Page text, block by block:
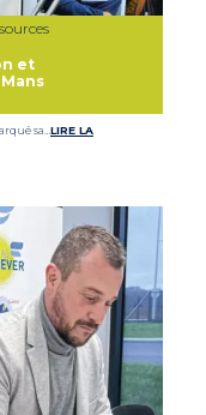
et
sa…LIRE LA